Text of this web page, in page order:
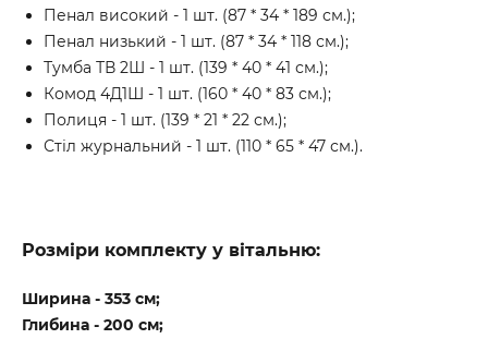
Пенал високий - 1 шт. (87 * 34 * 189 см.);
Пенал низький - 1 шт. (87 * 34 * 118 см.);
Тумба ТВ 2Ш - 1 шт. (139 * 40 * 41 см.);
Комод 4Д1Ш - 1 шт. (160 * 40 * 83 см.);
Полиця - 1 шт. (139 * 21 * 22 см.);
Стіл журнальний - 1 шт. (110 * 65 * 47 см.).
Розміри комплекту у вітальню:
Ширина - 353 см;
Глибина - 200 см;